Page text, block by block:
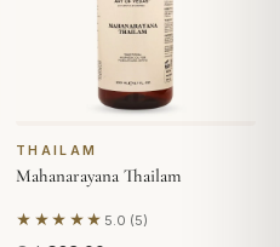
THAILAM
Mahanarayana Thailam
★★★★★ 5.0 (5)
Na základě 5 hodnocení